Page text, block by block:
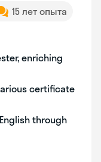
15 лет опыта
enriching
certificate
through